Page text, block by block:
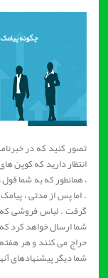
تصور کنید که در
انتظار دارید که کوپن
، همانطور که به شما
. اما پس از مدتی ،
گرفت . لباس فروشی که
شما ارسال خواهد کرد
حراج می کنند و هر هفته
شما دیگر پیشنهادهای